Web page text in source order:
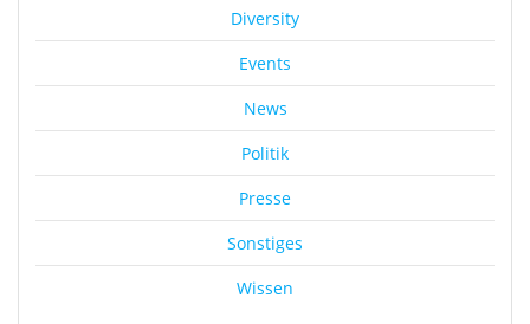
Diversity
Events
News
Politik
Presse
Sonstiges
Wissen